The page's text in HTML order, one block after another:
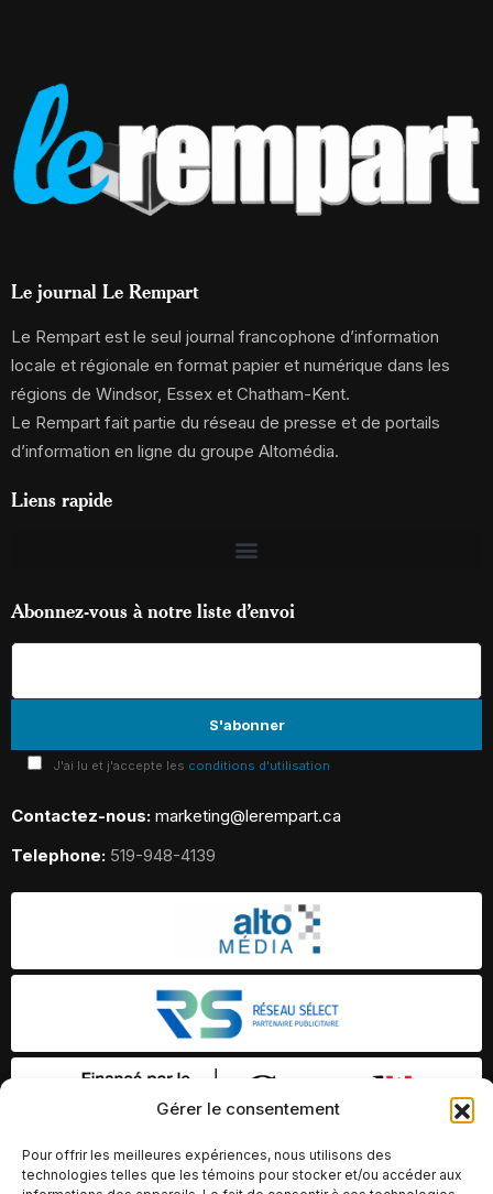
Gérer le consentement
Pour offrir les meilleures expériences, nous utilisons des
technologies telles que les témoins pour stocker et/ou accéder aux
Le journal Le Rempart
Le Rempart est le seul journal francophone d’information
locale et régionale en format papier et numérique dans les
régions de Windsor, Essex et Chatham-Kent.
Le Rempart fait partie du réseau de presse et de portails
d’information en ligne du groupe Altomédia.
Liens rapide
Abonnez-vous à notre liste d’envoi
J'ai lu et j'accepte les conditions d'utilisation
Contactez-nous: marketing@lerempart.ca
Telephone: 519-948-4139